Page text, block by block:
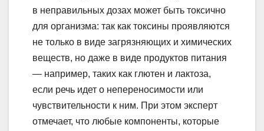
в неправильных дозах может быть токсично
для организма: так как токсины проявляются
не только в виде загрязняющих и химических
веществ, но даже в виде продуктов питания
— например, таких как глютен и лактоза,
если речь идет о непереносимости или
чувствительности к ним. При этом эксперт
отмечает, что любые компоненты, которые